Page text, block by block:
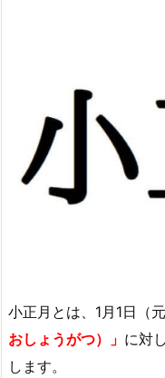
小正月とは、1月1日（
おしょうがつ）」 に対
します。